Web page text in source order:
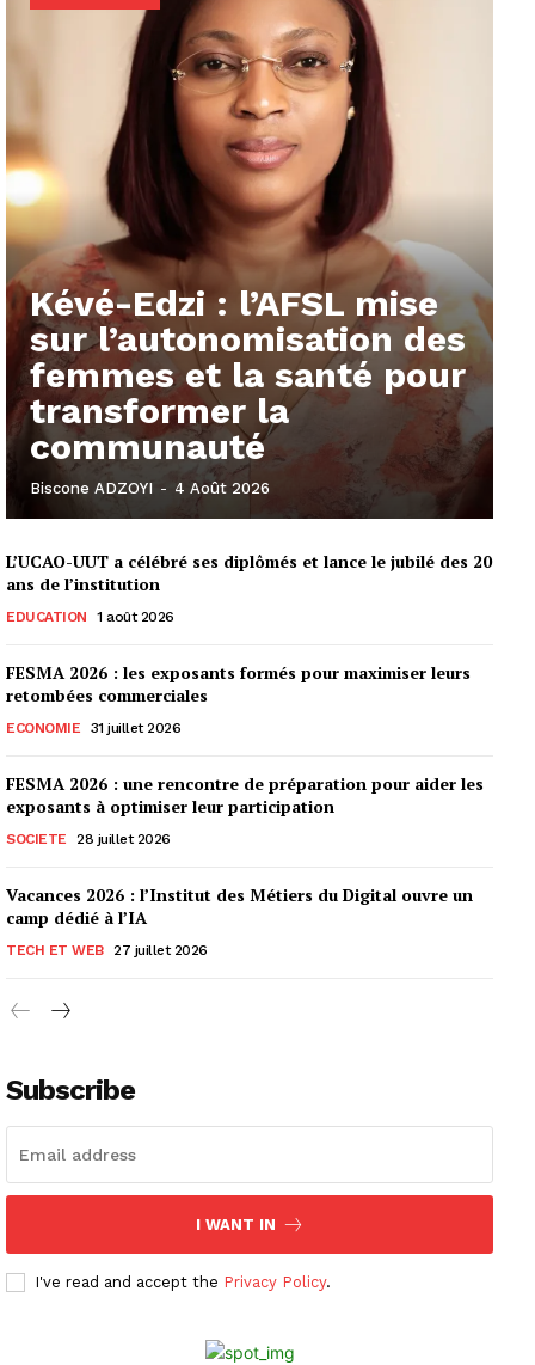
Kévé-Edzi : l’AFSL mise
sur l’autonomisation des
femmes et la santé pour
transformer la
communauté
Biscone ADZOYI - 4 Août 2026
L’UCAO-UUT a célébré ses diplômés et lance le jubilé des 20
ans de l’institution
EDUCATION 1 août 2026
FESMA 2026 : les exposants formés pour maximiser leurs
retombées commerciales
ECONOMIE 31 juillet 2026
FESMA 2026 : une rencontre de préparation pour aider les
exposants à optimiser leur participation
SOCIETE 28 juillet 2026
Vacances 2026 : l’Institut des Métiers du Digital ouvre un
camp dédié à l’IA
TECH ET WEB 27 juillet 2026
Subscribe
I WANT IN
I've read and accept the Privacy Policy.